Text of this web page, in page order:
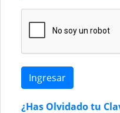
Ingresar
¿Has Olvidado tu